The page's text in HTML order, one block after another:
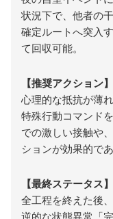
状況下で、他者の
確定ルートへ突入
て回収可能。
【推奨アクション】
心理的な抵抗が薄
特殊行動コマンド
での激しい接触や
ションが効果的であ
【最終ステータス】
全工程を終えた後